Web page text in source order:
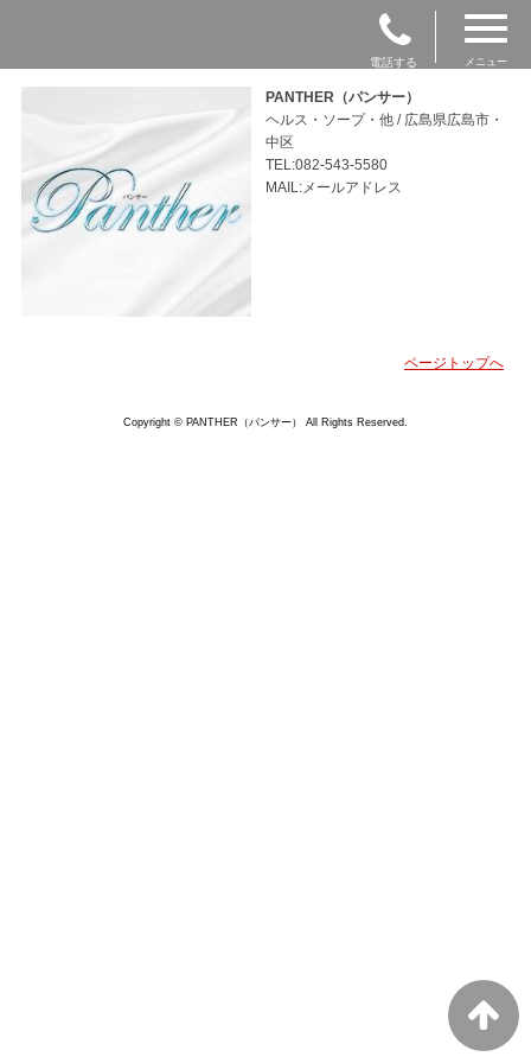
電話する メニュー
PANTHER（パンサー）
ヘルス・ソープ・他 / 広島県広島市・
中区
TEL:082-543-5580
MAIL:メールアドレス
ページトップへ
Copyright © PANTHER（パンサー） All Rights Reserved.